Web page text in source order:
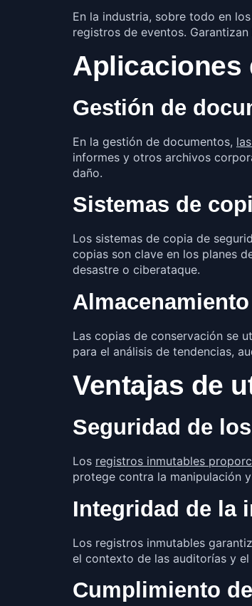
En la industria, sobre todo en
registros de eventos.
Aplicaciones
Gestión de
En la gestión de documentos,
informes y otros archivos
daño.
Sistemas de
Los sistemas de copia de
copias son clave en los planes
desastre o ciberataque.
Las copias de conservación se
para el análisis de tendencias,
Ventajas de
Seguridad de
Los registros inmutables
protege contra la manipulación
Integridad de la
Los registros inmutables
el contexto de las auditorías y
Cumplimiento